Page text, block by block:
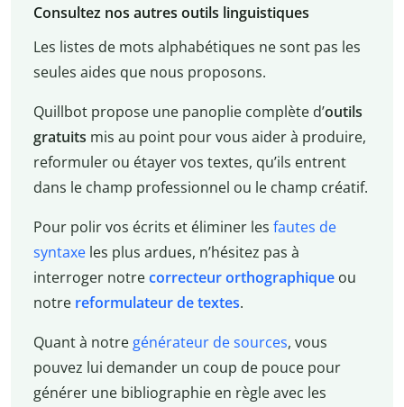
Consultez nos autres outils linguistiques
Les listes de mots alphabétiques ne sont pas les
seules aides que nous proposons.
Quillbot propose une panoplie complète d’outils
gratuits mis au point pour vous aider à produire,
reformuler ou étayer vos textes, qu’ils entrent
dans le champ professionnel ou le champ créatif.
Pour polir vos écrits et éliminer les fautes de
syntaxeles plus ardues, n’hésitez pas à
interroger notrecorrecteur orthographiqueou
notre reformulateur de textes.
Quant à notre générateur de sources, vous
pouvez lui demander un coup de pouce pour
générer une bibliographie en règle avec les